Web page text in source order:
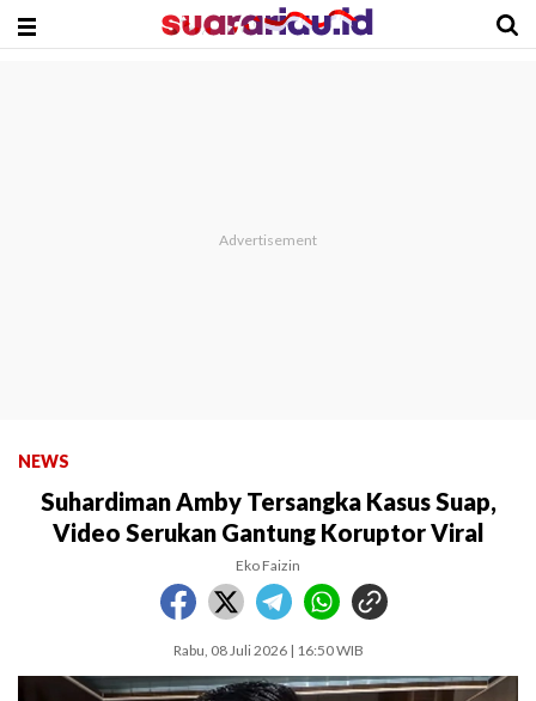
NEWS
Suhardiman Amby Tersangka Kasus Suap,
Video Serukan Gantung Koruptor Viral
Eko Faizin
Rabu, 08 Juli 2026 | 16:50 WIB